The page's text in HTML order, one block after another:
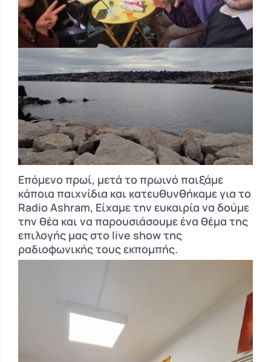
Επόμενο πρωί, μετά το πρωινό παιξάμε
κάποια παιχνίδια και κατευθυνθήκαμε για το
Radio Ashram, Είχαμε την ευκαιρία να δούμε
την θέα και να παρουσιάσουμε ένα θέμα της
επιλογής μας στο live show της
ραδιοφωνικής τους εκπομπής.